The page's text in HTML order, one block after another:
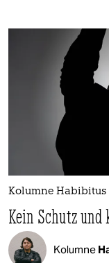
Kolumne Habibitus
Kein Schutz
Kolumne